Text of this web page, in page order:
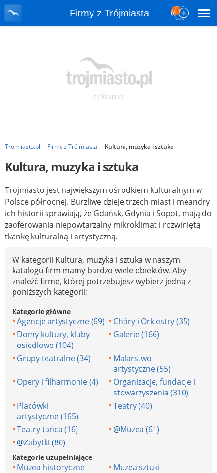
Firmy z Trójmiasta
Trojmiasto.pl Firmy z Trójmiasta Kultura, muzyka i sztuka
Kultura, muzyka i sztuka
Trójmiasto jest największym ośrodkiem kulturalnym w
Polsce północnej. Burzliwe dzieje trzech miast i meandry
ich historii sprawiają, że Gdańsk, Gdynia i Sopot, mają do
zaoferowania niepowtarzalny mikroklimat i rozwiniętą
tkankę kulturalną i artystyczną.
W kategorii Kultura, muzyka i sztuka w naszym
katalogu firm mamy bardzo wiele obiektów. Aby
znaleźć firmę, której potrzebujesz wybierz jedną z
poniższych kategorii:
Kategorie główne
Agencje artystyczne (69)
Chóry i Orkiestry (35)
Domy kultury, kluby
osiedlowe (104)
Galerie (166)
Grupy teatralne (34)
Malarstwo
artystyczne (55)
Opery i filharmonie (4)
Organizacje, fundacje i
stowarzyszenia (310)
Placówki
artystyczne (165)
Teatry (40)
Teatry tańca (16) @Muzea (61)
@Zabytki (80)
Kategorie uzupełniające
Muzea historyczne Muzea sztuki